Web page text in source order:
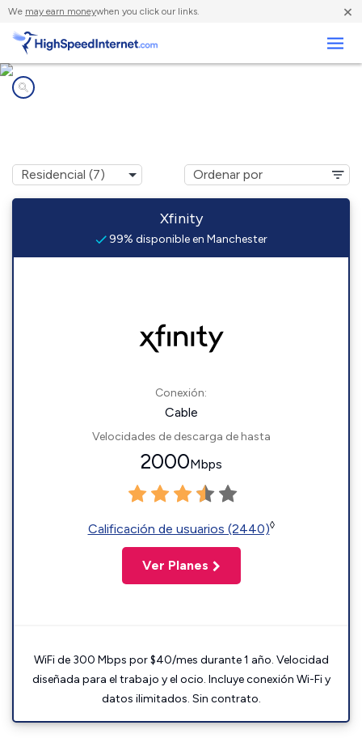
We may earn moneywhen you click our links. ×
Xfinity
99% disponible en Manchester
Conexión:
Cable
Velocidades de descarga de hasta
2000Mbps
Calificación de usuarios (2440)◊
Ver Planes
WiFi de 300 Mbps por $40/mes durante 1 año. Velocidad
diseñada para el trabajo y el ocio. Incluye conexión Wi-Fi y
datos ilimitados. Sin contrato.